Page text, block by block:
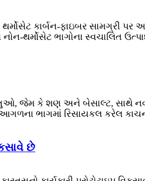
કાર્બન-ફાઇબર સામગ્રી પર
થર્મોસેટ ભાગોના સ્વચાલિત
જેમ કે શણ અને બેસાલ્ટ, સાથે નવા
ભાગમાં રિસાયકલ કરેલ
છે